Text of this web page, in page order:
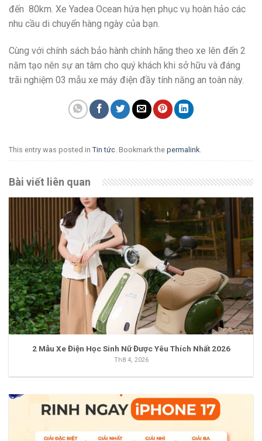
đến 80km. Xe Yadea Ocean hứa hẹn phục vụ hoàn hảo các
nhu cầu di chuyển hàng ngày của bạn.
Cùng với chính sách bảo hành chính hãng theo xe lên đến 2
năm tạo nên sự an tâm cho quý khách khi sở hữu và đáng
trãi nghiệm 03 mẫu xe máy điện đầy tính năng an toàn này.
This entry was posted in Tin tức. Bookmark the permalink.
Bài viết liên quan
2 Mẫu Xe Điện Học Sinh Nữ Được Yêu Thích Nhất 2026
Th8 4, 2026